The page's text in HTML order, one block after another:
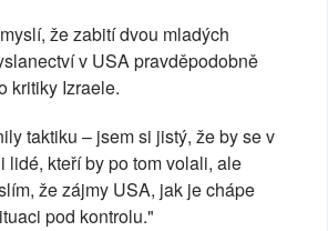
že zabití dvou mladých
v USA pravděpodobně
kritiky Izraele.
taktiku – jsem si jistý, že by se v
lidé, kteří by po tom volali, ale
že zájmy USA, jak je chápe
pod kontrolu."